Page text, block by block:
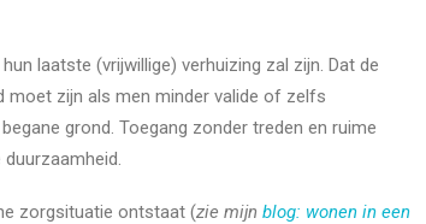
laatste (vrijwillige) verhuizing zal zijn. Dat de
moet zijn als men minder valide of zelfs
grond. Toegang zonder treden en ruime
zorgsituatie ontstaat (zie mijn blog: wonen in een